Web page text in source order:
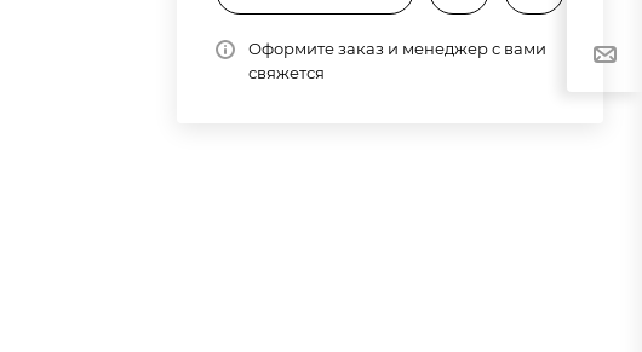
Оформите заказ и менеджер с вами
свяжется